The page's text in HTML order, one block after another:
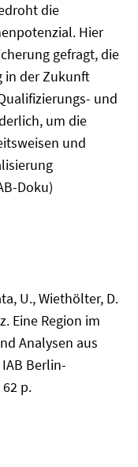
die
Hier
gefragt, die
in der Zukunft
und
um die
und
Doku)
U., Wiethölter, D.
Eine Region im
Analysen aus
Berlin-
p.